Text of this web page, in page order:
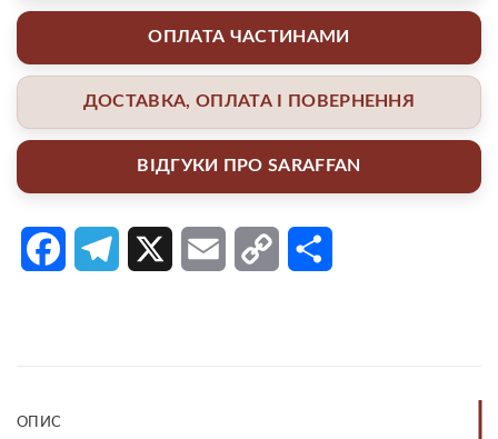
ОПЛАТА ЧАСТИНАМИ
ДОСТАВКА, ОПЛАТА І ПОВЕРНЕННЯ
ВІДГУКИ ПРО SARAFFAN
FacebookTelegram Email Copy
ОПИС